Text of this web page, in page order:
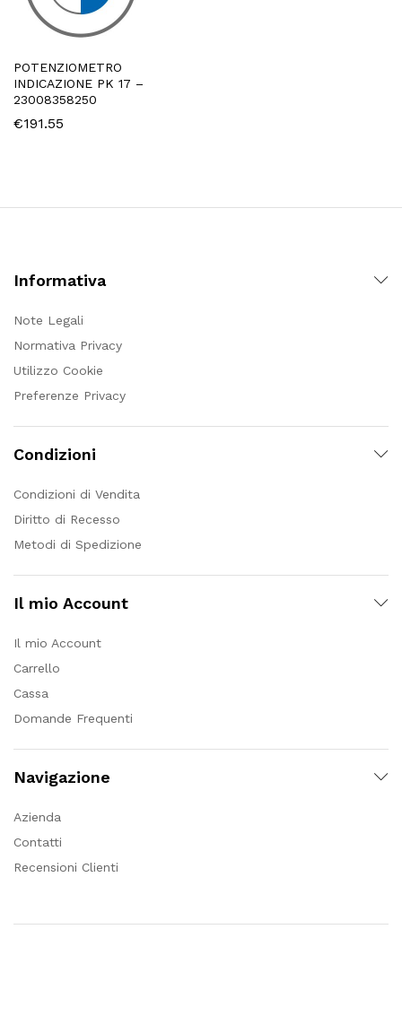
POTENZIOMETRO
INDICAZIONE PK 17 –
23008358250
€191.55
Informativa
Note Legali
Normativa Privacy
Utilizzo Cookie
Preferenze Privacy
Condizioni
Condizioni di Vendita
Diritto di Recesso
Metodi di Spedizione
Il mio Account
Il mio Account
Carrello
Cassa
Domande Frequenti
Navigazione
Azienda
Contatti
Recensioni Clienti